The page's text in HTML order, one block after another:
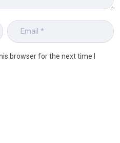
browser for the next time I